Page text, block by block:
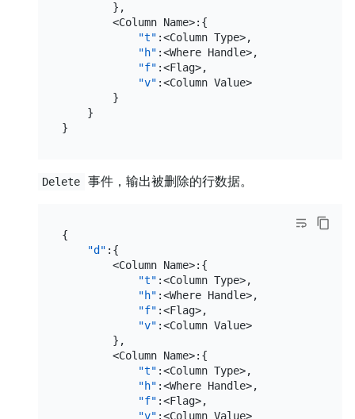
} ,
        <Column Name>
: {
"t" :<Column Type>,
"h" :<Where Handle>,
"f" :<Flag>,
"v" :<Column Value>
}
}
}
Delete 事件，输出被删除的行数据。
{
"d" : {
        <Column Name>
: {
"t" :<Column Type>,
"h" :<Where Handle>,
"f" :<Flag>,
"v" :<Column Value>
} ,
        <Column Name>
: {
"t" :<Column Type>,
"h" :<Where Handle>,
"f" :<Flag>,
"v" :<Column Value>